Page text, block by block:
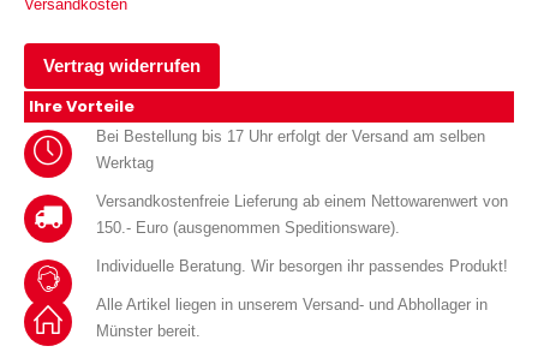
Versandkosten
Vertrag widerrufen
Ihre Vorteile
Bei Bestellung bis 17 Uhr erfolgt der Versand am selben
Werktag
Versandkostenfreie Lieferung ab einem Nettowarenwert von
150.- Euro (ausgenommen Speditionsware).
Individuelle Beratung. Wir besorgen ihr passendes Produkt!
Alle Artikel liegen in unserem Versand- und Abhollager in
Münster bereit.